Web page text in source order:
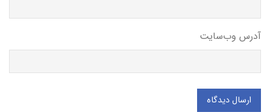
آدرس وب‌سایت
ارسال دیدگاه